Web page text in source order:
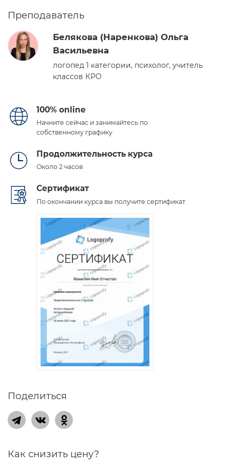
Преподаватель
​Белякова (Наренкова) Ольга
Васильевна
логопед 1 категории, психолог, учитель
классов КРО
100% online
Начните сейчас и занимайтесь по
собственному графику
Продолжительность курса
Около 2 часов
Сертификат
По окончании курса вы получите сертификат
Поделиться
Как снизить цену?